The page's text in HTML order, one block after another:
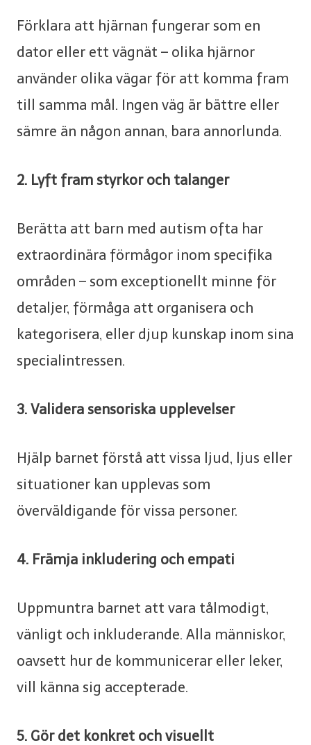
Förklara att hjärnan fungerar som en
dator eller ett vägnät – olika hjärnor
använder olika vägar för att komma fram
till samma mål. Ingen väg är bättre eller
sämre än någon annan, bara annorlunda.
2. Lyft fram styrkor och talanger
Berätta att barn med autism ofta har
extraordinära förmågor inom specifika
områden – som exceptionellt minne för
detaljer, förmåga att organisera och
kategorisera, eller djup kunskap inom sina
specialintressen.
3. Validera sensoriska upplevelser
Hjälp barnet förstå att vissa ljud, ljus eller
situationer kan upplevas som
överväldigande för vissa personer.
4. Främja inkludering och empati
Uppmuntra barnet att vara tålmodigt,
vänligt och inkluderande. Alla människor,
oavsett hur de kommunicerar eller leker,
vill känna sig accepterade.
5. Gör det konkret och visuellt